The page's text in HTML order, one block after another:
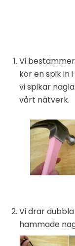
Vi
kör en spik in
vi spikar
vårt nätverk.
Vi drar
hammade